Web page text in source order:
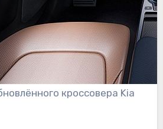
кроссовера Kia